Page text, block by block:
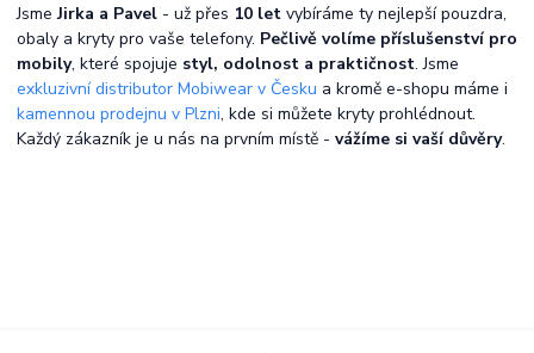
JsmeJirka a Pavel - už přes 10 let vybíráme ty nejlepší pouzdra,
obaly a kryty pro vaše telefony. Pečlivě volíme příslušenství pro
mobily, které spojuje styl, odolnost a praktičnost. Jsme
exkluzivní distributor Mobiwear v Česku a kromě e-shopu máme i
kamennou prodejnu v Plzni, kde si můžete kryty prohlédnout.
Každý zákazník je u nás na prvním místě - vážíme si vaší důvěry.